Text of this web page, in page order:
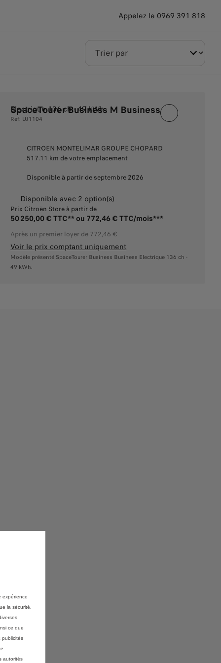
Appelez le 0969 391 818
SpaceTourer Business M Business
Electrique 136 ch - 49 kWh
Ref: UJ1104
CITROEN MONTELIMAR GROUPE CHOPARD
517.11 km de votre emplacement
Disponible à partir de septembre 2026
Disponible avec 2 option(s)
Prix Citroën Store à partir de
50 250,00 € TTC** ou 772,46 € TTC/mois***
Après un premier loyer de 772,46 €
Voir le prix comptant uniquement
Modèle présenté SpaceTourer Business Business Electrique 136 ch -
49 kWh.
expérience
la sécurité,
ce que
publicités
autorités